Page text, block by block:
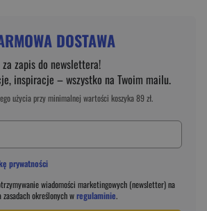
DOSTAWA
za zapis do newslettera!
inspiracje – wszystko na Twoim mailu.
użycia przy minimalnej wartości koszyka 89 zł.
prywatności
wiadomości marketingowych (newsletter) na
zasadach określonych wregulaminie.